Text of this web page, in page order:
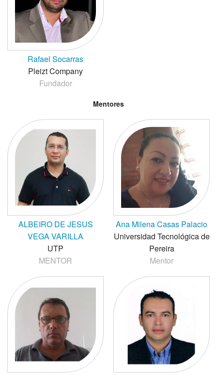
Rafael Socarras
Pleizt Company
Fundador
Mentores
ALBEIRO DE JESUS
VEGA VARILLA
UTP
MENTOR
Ana Milena Casas Palacio
Universidad Tecnológica de
Pereira
Mentor